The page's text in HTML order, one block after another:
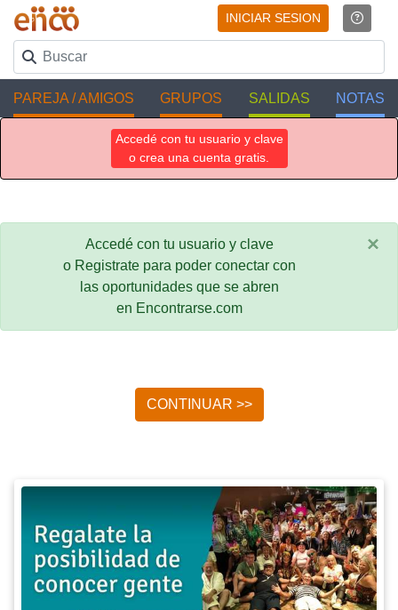
INICIAR SESION
PAREJA / AMIGOS GRUPOS SALIDAS NOTAS
Accedé con tu usuario y clave
o crea una cuenta gratis.
Accedé con tu usuario y clave
o Registrate para poder conectar con
las oportunidades que se abren
en Encontrarse.com
×
CONTINUAR >>